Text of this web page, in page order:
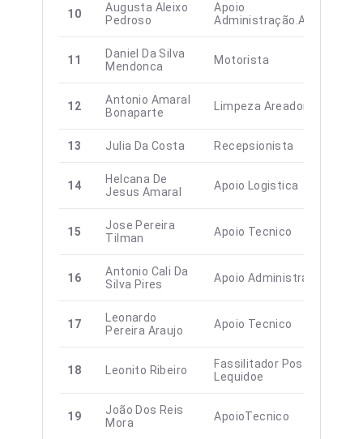
10
Augusta Aleixo
Pedroso
Apoio
Administração.Ambiente
11
Daniel Da Silva
Mendonca
Motorista
12
Antonio Amaral
Bonaparte
Limpeza Areadores
13 Julia Da Costa Recepsionista
14
Helcana De
Jesus Amaral
Apoio Logistica
15
Jose Pereira
Tilman
Apoio Tecnico
16
Antonio Cali Da
Silva Pires
Apoio Administração
17
Leonardo
Pereira Araujo
Apoio Tecnico
18 Leonito Ribeiro
Fassilitador Postu
Lequidoe
19
João Dos Reis
Mora
ApoioTecnico